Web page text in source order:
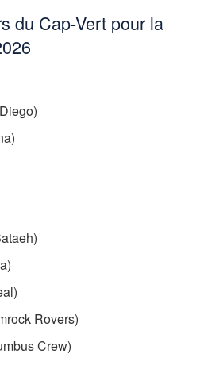
du Cap-Vert pour la
Rovers)
Crew)